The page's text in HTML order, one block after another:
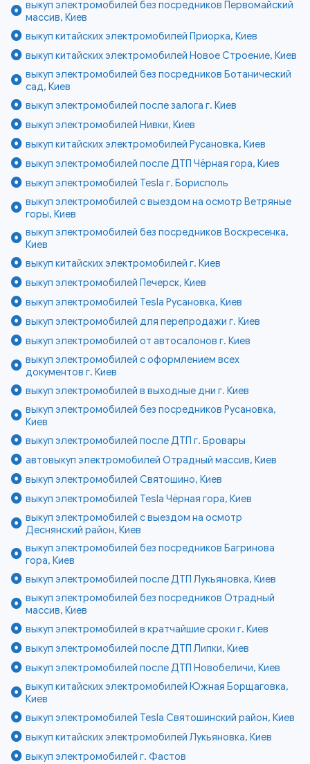
выкуп электромобилей без посредников Первомайский
массив, Киев
выкуп китайских электромобилей Приорка, Киев
выкуп китайских электромобилей Новое Строение, Киев
выкуп электромобилей без посредников Ботанический
сад, Киев
выкуп электромобилей после залога г. Киев
выкуп электромобилей Нивки, Киев
выкуп китайских электромобилей Русановка, Киев
выкуп электромобилей после ДТП Чёрная гора, Киев
выкуп электромобилей Tesla г. Борисполь
выкуп электромобилей с выездом на осмотр Ветряные
горы, Киев
выкуп электромобилей без посредников Воскресенка,
Киев
выкуп китайских электромобилей г. Киев
выкуп электромобилей Печерск, Киев
выкуп электромобилей Tesla Русановка, Киев
выкуп электромобилей для перепродажи г. Киев
выкуп электромобилей от автосалонов г. Киев
выкуп электромобилей с оформлением всех
документов г. Киев
выкуп электромобилей в выходные дни г. Киев
выкуп электромобилей без посредников Русановка,
Киев
выкуп электромобилей после ДТП г. Бровары
автовыкуп электромобилей Отрадный массив, Киев
выкуп электромобилей Святошино, Киев
выкуп электромобилей Tesla Чёрная гора, Киев
выкуп электромобилей с выездом на осмотр
Деснянский район, Киев
выкуп электромобилей без посредников Багринова
гора, Киев
выкуп электромобилей после ДТП Лукьяновка, Киев
выкуп электромобилей без посредников Отрадный
массив, Киев
выкуп электромобилей в кратчайшие сроки г. Киев
выкуп электромобилей после ДТП Липки, Киев
выкуп электромобилей после ДТП Новобеличи, Киев
выкуп китайских электромобилей Южная Борщаговка,
Киев
выкуп электромобилей Tesla Святошинский район, Киев
выкуп китайских электромобилей Лукьяновка, Киев
выкуп электромобилей г. Фастов